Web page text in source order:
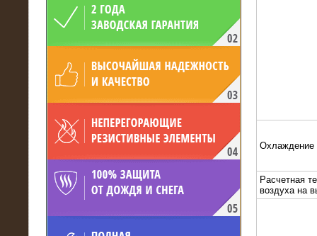
произведён высоковольтный
нагрузочный комплекс 24 МВт с
напряжением 6/10 кВ
15.04.2017
Нагрузочный комплекс 16 МВт с
Охлаждение
Расчетная
воздуха на